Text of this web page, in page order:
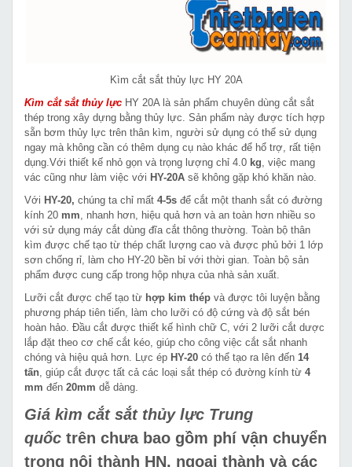
Kìm cắt sắt thủy lực HY 20A
Kìm cắt sắt thủy lực HY 20A là sản phẩm chuyên dùng cắt sắt
thép trong xây dựng bằng thủy lực. Sản phẩm này được tích hợp
sẵn bơm thủy lực trên thân kìm, người sử dụng có thể sử dụng
ngay mà không cần có thêm dụng cụ nào khác để hổ trợ, rất tiện
dụng.Với thiết kế nhỏ gọn và trọng lượng chỉ 4.0 kg , việc mang
vác cũng như làm việc với HY-20A sẽ không gặp khó khăn nào.
Với HY-20, chúng ta chỉ mất 4-5s để cắt một thanh sắt có đường
kính 20 mm , nhanh hơn, hiệu quả hơn và an toàn hơn nhiều so
với sử dụng máy cắt dùng đĩa cắt thông thường. Toàn bộ thân
kìm được chế tạo từ thép chất lượng cao và được phủ bởi 1 lớp
sơn chống rỉ, làm cho HY-20 bền bỉ với thời gian. Toàn bộ sản
phẩm được cung cấp trong hộp nhựa của nhà sản xuất.
Lưỡi cắt được chế tạo từ hợp kim thép và được tôi luyện bằng
phương pháp tiên tiến, làm cho lưỡi có độ cứng và độ sắt bén
hoàn hảo. Đầu cắt được thiết kế hình chữ C, với 2 lưỡi cắt dược
lắp đặt theo cơ chế cắt kéo, giúp cho công việc cắt sắt nhanh
chóng và hiệu quả hơn. Lực ép HY-20 có thể tạo ra lên đến 14
tấn , giúp cắt được tất cả các loại sắt thép có đường kính từ 4
mm đến 20mm dễ dàng.
Giá kìm cắt sắt thủy lực Trung
quốc trên chưa bao gồm phí vận chuyển
trong nội thành HN, ngoại thành và các